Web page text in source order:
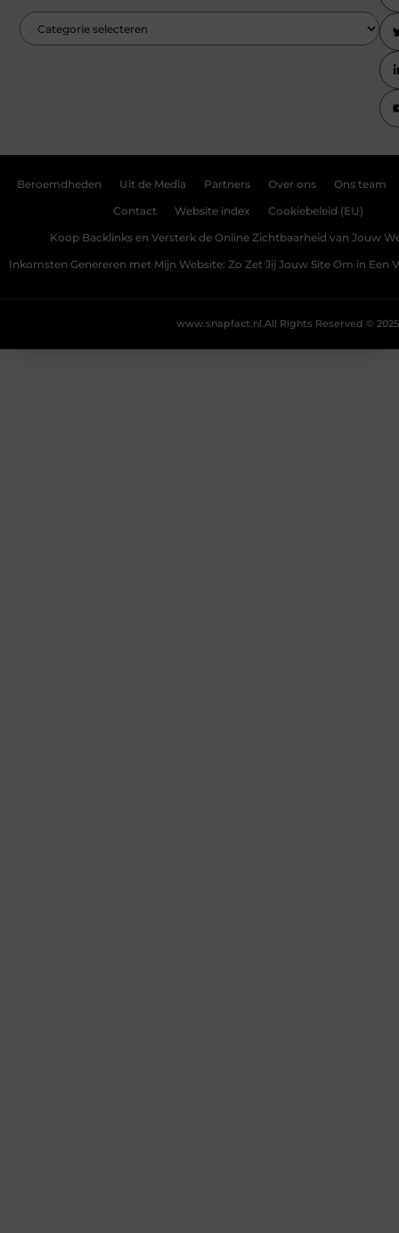
Beroemdheden Uit de Media Partners Over ons Ons team
Contact Website index Cookiebeleid (EU)
Koop Backlinks en Versterk de Online Zichtbaarheid van Jouw
Inkomsten Genereren met Mijn Website: Zo Zet Jij Jouw Site Om in Een
All Rights Reserved © 2025
www.snapfact.nl.